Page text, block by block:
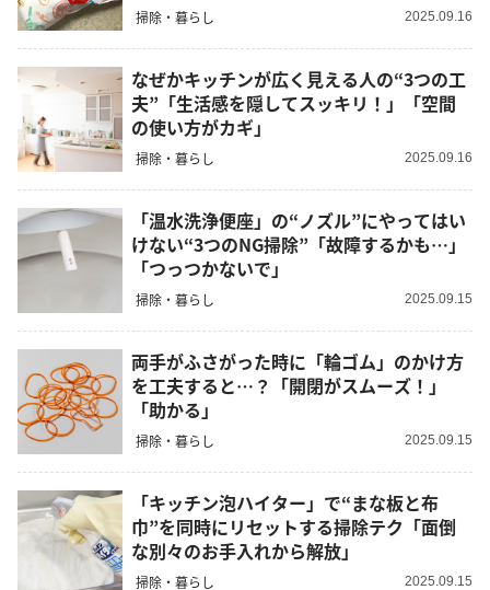
掃除・暮らし 2025.09.16
なぜかキッチンが広く見える人の“3つの工
夫”「生活感を隠してスッキリ！」「空間
の使い方がカギ」
掃除・暮らし 2025.09.16
「温水洗浄便座」の“ノズル”にやってはい
けない“3つのNG掃除”「故障するかも…」
「つっつかないで」
掃除・暮らし 2025.09.15
両手がふさがった時に「輪ゴム」のかけ方
を工夫すると…？「開閉がスムーズ！」
「助かる」
掃除・暮らし 2025.09.15
「キッチン泡ハイター」で“まな板と布
巾”を同時にリセットする掃除テク「面倒
な別々のお手入れから解放」
掃除・暮らし 2025.09.15